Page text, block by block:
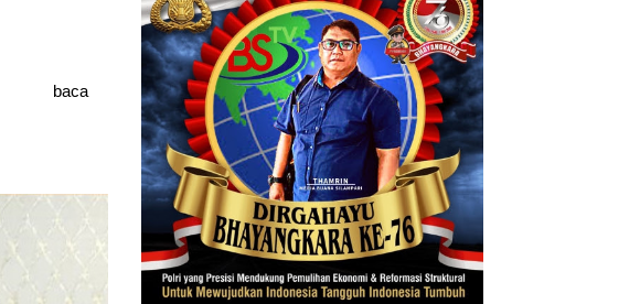
baca